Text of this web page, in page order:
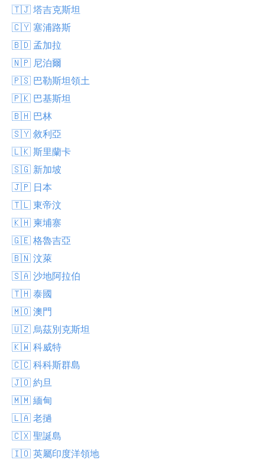
🇹🇯 塔吉克斯坦
🇨🇾 塞浦路斯
🇧🇩 孟加拉
🇳🇵 尼泊爾
🇵🇸 巴勒斯坦領土
🇵🇰 巴基斯坦
🇧🇭 巴林
🇸🇾 敘利亞
🇱🇰 斯里蘭卡
🇸🇬 新加坡
🇯🇵 日本
🇹🇱 東帝汶
🇰🇭 柬埔寨
🇬🇪 格魯吉亞
🇧🇳 汶萊
🇸🇦 沙地阿拉伯
🇹🇭 泰國
🇲🇴 澳門
🇺🇿 烏茲別克斯坦
🇰🇼 科威特
🇨🇨 科科斯群島
🇯🇴 約旦
🇲🇲 緬甸
🇱🇦 老撾
🇨🇽 聖誕島
🇮🇴 英屬印度洋領地